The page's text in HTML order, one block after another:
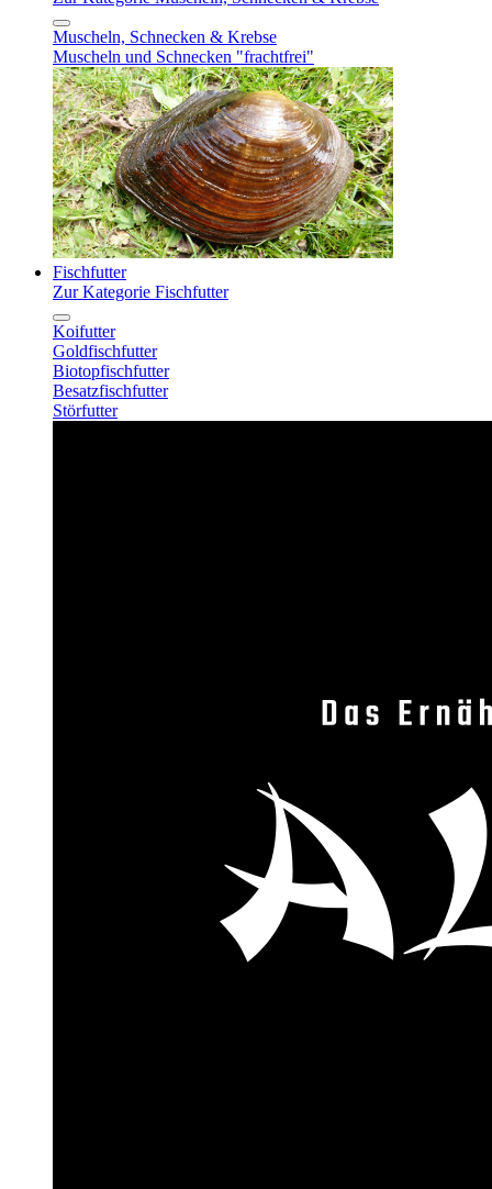
Muscheln, Schnecken & Krebse
Muscheln und Schnecken "frachtfrei"
Fischfutter
Zur Kategorie Fischfutter
Koifutter
Goldfischfutter
Biotopfischfutter
Besatzfischfutter
Störfutter